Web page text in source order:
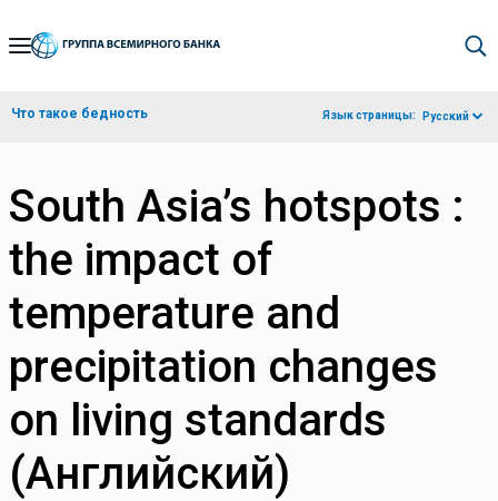
Skip
Navigation
Что такое бедность Язык страницы: Русский
South Asia’s hotspots :
the impact of
temperature and
precipitation changes
on living standards
(Английский)